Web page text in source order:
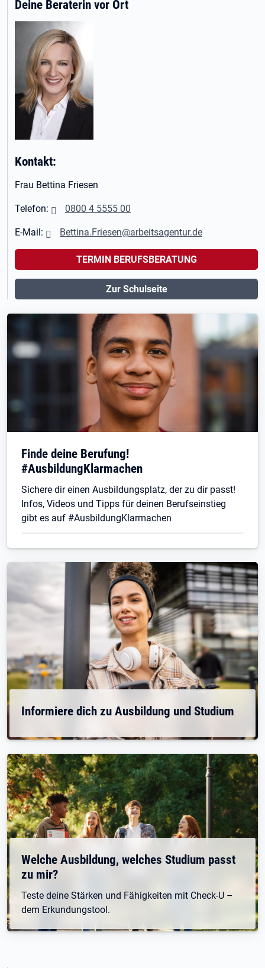
Deine Beraterin vor Ort
Kontakt:
Frau Bettina Friesen
Telefon: 0800 4 5555 00
E-Mail: Bettina.Friesen@arbeitsagentur.de
TERMIN BERUFSBERATUNG
Zur Schulseite
Finde deine Berufung!
#AusbildungKlarmachen
Sichere dir einen Ausbildungsplatz, der zu dir passt!
Infos, Videos und Tipps für deinen Berufseinstieg
gibt es auf #AusbildungKlarmachen
Informiere dich zu Ausbildung und Studium
Welche Ausbildung, welches Studium passt
zu mir?
Teste deine Stärken und Fähigkeiten mit Check-U –
dem Erkundungstool.